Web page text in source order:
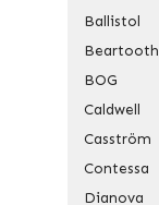
Ballistol
Beartooth
BOG
Caldwell
Casström
Contessa
Dianova